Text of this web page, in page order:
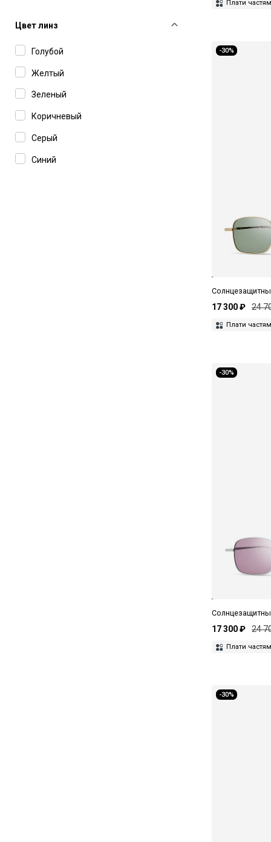
Benedetta Bruzziches
Blaze Milano
Bois 1920
Boss
Bottega Veneta
Bougeotte
Burka
Цвет линз
Голубой
Желтый
Зеленый
Коричневый
Серый
Синий
Плати
-30%
17 300 ₽ 24
Плати
-30%
17 300 ₽ 24
Плати
-30%